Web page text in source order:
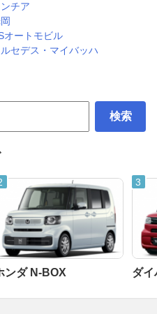
チア
オートモビル
ルセデス・マイバッハ
検索
ンダ N-BOX ダイ